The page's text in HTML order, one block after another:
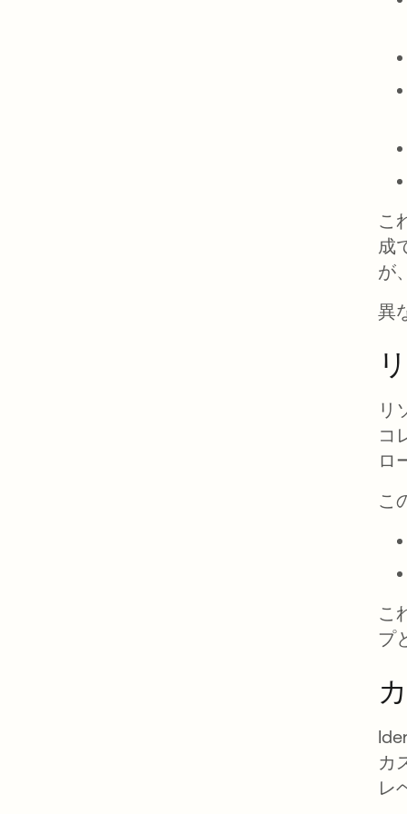
こ
成
が
異
リ
コ
ロ
こ
こ
プ
カ
レ